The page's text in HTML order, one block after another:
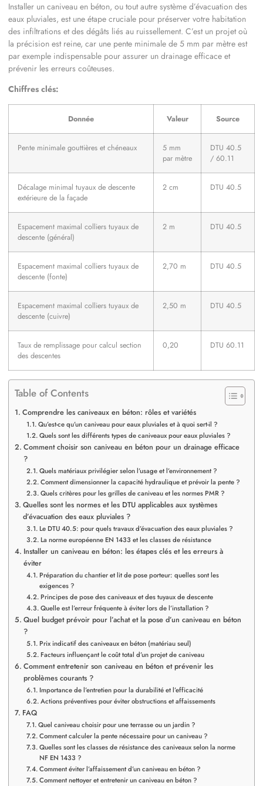
Installer un caniveau en béton, ou tout autre système d’évacuation des
eaux pluviales, est une étape cruciale pour préserver votre habitation
des infiltrations et des dégâts liés au ruissellement. C’est un projet où
la précision est reine, car une pente minimale de 5 mm par mètre est
par exemple indispensable pour assurer un drainage efficace et
prévenir les erreurs coûteuses.
Chiffres clés:
Donnée Valeur Source
Pente minimale gouttières et chéneaux
5 mm
par mètre
DTU 40.5
/ 60.11
Décalage minimal tuyaux de descente
extérieure de la façade
2 cm DTU 40.5
Espacement maximal colliers tuyaux de
descente (général)
2 m DTU 40.5
Espacement maximal colliers tuyaux de
descente (fonte)
2,70 m DTU 40.5
Espacement maximal colliers tuyaux de
descente (cuivre)
2,50 m DTU 40.5
Taux de remplissage pour calcul section
des descentes
0,20 DTU 60.11
Table of Contents
Comprendre les caniveaux en béton: rôles et variétés
Qu’est-ce qu’un caniveau pour eaux pluviales et à quoi sert-il ?
Quels sont les différents types de caniveaux pour eaux pluviales ?
Comment choisir son caniveau en béton pour un drainage efficace
?
Quels matériaux privilégier selon l’usage et l’environnement ?
Comment dimensionner la capacité hydraulique et prévoir la pente ?
Quels critères pour les grilles de caniveau et les normes PMR ?
Quelles sont les normes et les DTU applicables aux systèmes
d’évacuation des eaux pluviales ?
Le DTU 40.5: pour quels travaux d’évacuation des eaux pluviales ?
La norme européenne EN 1433 et les classes de résistance
Installer un caniveau en béton: les étapes clés et les erreurs à
éviter
Préparation du chantier et lit de pose porteur: quelles sont les
exigences ?
Principes de pose des caniveaux et des tuyaux de descente
Quelle est l’erreur fréquente à éviter lors de l’installation ?
Quel budget prévoir pour l’achat et la pose d’un caniveau en béton
?
Prix indicatif des caniveaux en béton (matériau seul)
Facteurs influençant le coût total d’un projet de caniveau
Comment entretenir son caniveau en béton et prévenir les
problèmes courants ?
Importance de l’entretien pour la durabilité et l’efficacité
Actions préventives pour éviter obstructions et affaissements
FAQ
Quel caniveau choisir pour une terrasse ou un jardin ?
Comment calculer la pente nécessaire pour un caniveau ?
Quelles sont les classes de résistance des caniveaux selon la norme
NF EN 1433 ?
Comment éviter l’affaissement d’un caniveau en béton ?
Comment nettoyer et entretenir un caniveau en béton ?